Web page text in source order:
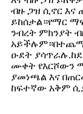
ብዙ ጋዝ ሲኖር እና
ይከሰታል።የማር
ንብረት ምክንያት
ዑደት
ሙቀት የእርሾውን
ያመነጫል እና
ከፍተኛው አቅም